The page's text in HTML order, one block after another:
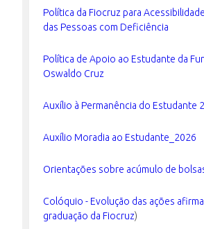
Política da Fiocruz para
das Pessoas com Deficiência
Política de Apoio ao Estudante da
Oswaldo Cruz
Auxílio à Permanência do Estudante
Auxílio Moradia ao Estudante_2026
Orientações sobre acúmulo de
Colóquio - Evolução das ações
graduação da Fiocruz)